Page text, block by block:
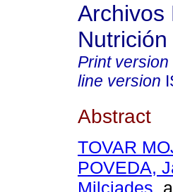
Archivos
Nutrición
Print version
line version
Abstract
TOVAR
POVEDA,
Milciades